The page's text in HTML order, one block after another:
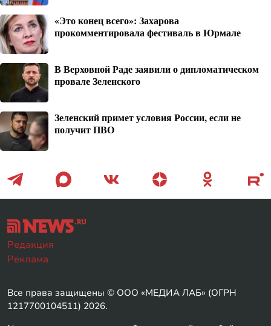
«Это конец всего»: Захарова
прокомментировала фестиваль в Юрмале
В Верховной Раде заявили о дипломатическом
провале Зеленского
Зеленский примет условия России, если не
получит ПВО
Редакция
Реклама
Все права защищены © ООО «МЕДИА ЛАБ» (ОГРН
1217700104511) 2026.